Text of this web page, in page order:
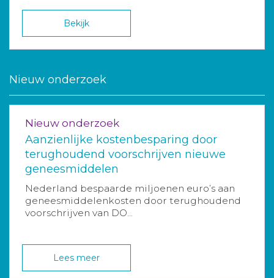
Bekijk
Nieuw onderzoek
Nieuw onderzoek
Aanzienlijke kostenbesparing door
terughoudend voorschrijven nieuwe
geneesmiddelen
Nederland bespaarde miljoenen euro’s aan
geneesmiddelenkosten door terughoudend
voorschrijven van DO...
Lees meer